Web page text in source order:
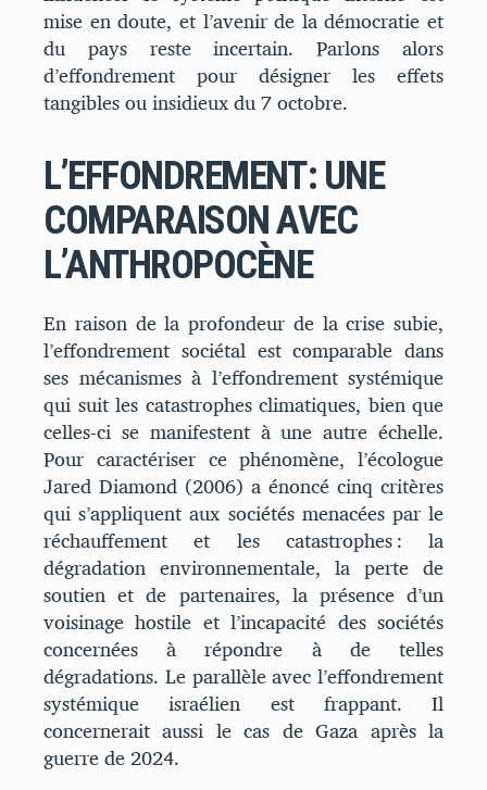
mise en doute, et l’avenir de la démocratie et
du pays reste incertain. Parlons alors
d’effondrement pour désigner les effets
tangibles ou insidieux du 7 octobre.
L’EFFONDREMENT : UNE
COMPARAISON AVEC
L’ANTHROPOCÈNE
En raison de la profondeur de la crise subie,
l’effondrement sociétal est comparable dans
ses mécanismes à l’effondrement systémique
qui suit les catastrophes climatiques, bien que
celles-ci se manifestent à une autre échelle.
Pour caractériser ce phénomène, l’écologue
Jared Diamond (2006) a énoncé cinq critères
qui s’appliquent aux sociétés menacées par le
réchauffement et les catastrophes : la
dégradation environnementale, la perte de
soutien et de partenaires, la présence d’un
voisinage hostile et l’incapacité des sociétés
concernées à répondre à de telles
dégradations. Le parallèle avec l’effondrement
systémique israélien est frappant. Il
concernerait aussi le cas de Gaza après la
guerre de 2024.